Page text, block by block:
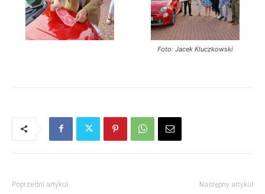
Foto: Jacek Kluczkowski
Poprzedni artykuł Następny artykuł